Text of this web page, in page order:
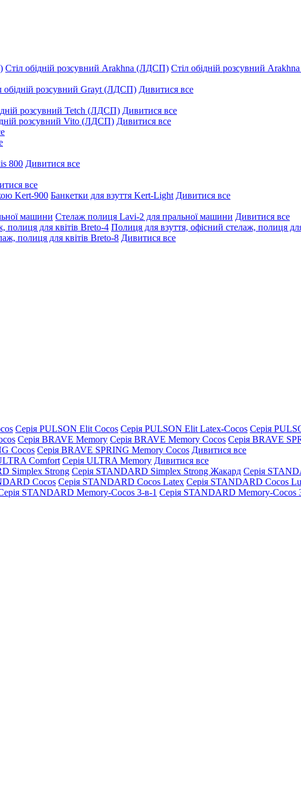
Стіл обідній розсувний Arakhna (ЛДСП) Стіл обідній розсувний
обідній розсувний Grayt (ЛДСП) Дивитися все
розсувний Tetch (ЛДСП) Дивитися все
розсувний Vito (ЛДСП) Дивитися все
800 Дивитися все
все
Kert-900 Банкетки для взуття Kert-Light Дивитися все
машини Стелаж полиця Lavi-2 для пральної машини Дивитися все
полиця для квітів Breto-4 Полиця для взуття, офісний стелаж, полиця
полиця для квітів Breto-8 Дивитися все
Серія PULSON Elit Cocos Серія PULSON Elit Latex-Cocos Серія
Серія BRAVE Memory Серія BRAVE Memory Cocos Серія BRAVE
Cocos Серія BRAVE SPRING Memory Cocos Дивитися все
Comfort Серія ULTRA Memory Дивитися все
Simplex Strong Серія STANDARD Simplex Strong Жакард Серія
Cocos Серія STANDARD Cocos Latex Серія STANDARD Cocos
STANDARD Memory-Cocos 3-в-1 Серія STANDARD Memory-Cocos